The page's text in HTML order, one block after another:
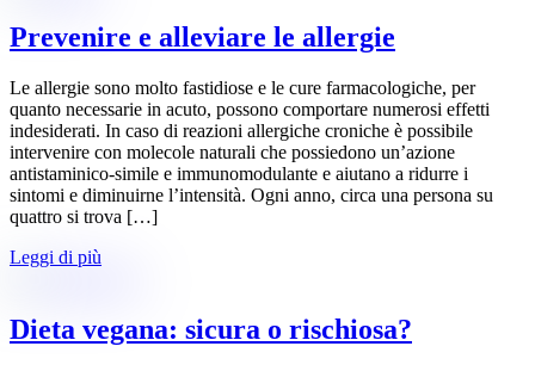
Prevenire e alleviare le allergie
Le allergie sono molto fastidiose e le cure farmacologiche, per
quanto necessarie in acuto, possono comportare numerosi effetti
indesiderati. In caso di reazioni allergiche croniche è possibile
intervenire con molecole naturali che possiedono un’azione
antistaminico-simile e immunomodulante e aiutano a ridurre i
sintomi e diminuirne l’intensità. Ogni anno, circa una persona su
quattro si trova […]
Leggi di più
Dieta vegana: sicura o rischiosa?